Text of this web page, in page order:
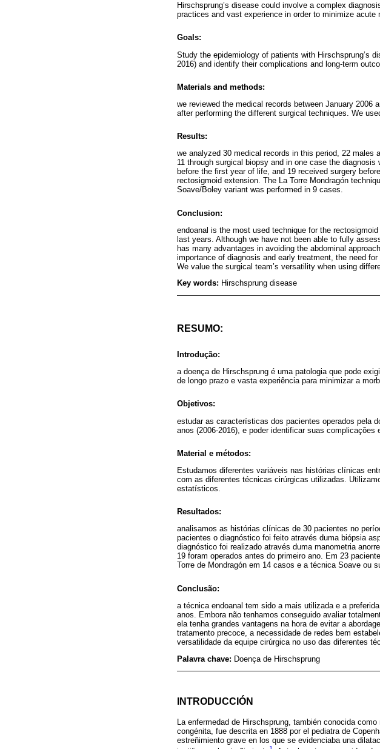
Hirschsprung’s disease could involve a complex
practices and vast experience in order to minimize acute
Goals:
Study the epidemiology of patients with Hirschsprung’s
2016) and identify their complications and long-term
Materials and methods:
we reviewed the medical records between January 2006
after performing the different surgical techniques. We
Results:
we analyzed 30 medical records in this period, 22 males
11 through surgical biopsy and in one case the
before the first year of life, and 19 received surgery
rectosigmoid extension. The La Torre Mondragón
Soave/Boley variant was performed in 9 cases.
Conclusion:
endoanal is the most used technique for the
last years. Although we have not been able to fully
has many advantages in avoiding the abdominal
importance of diagnosis and early treatment, the need
We value the surgical team’s versatility when using
Key words: Hirschsprung disease
RESUMO:
Introdução:
a doença de Hirschsprung é uma patologia que pode
de longo prazo e vasta experiência para minimizar a
Objetivos:
estudar as características dos pacientes operados pela
anos (2006-2016), e poder identificar suas complicações
Material e métodos:
Estudamos diferentes variáveis nas histórias clínicas
com as diferentes técnicas cirúrgicas utilizadas.
estatísticos.
Resultados:
analisamos as histórias clínicas de 30 pacientes no
pacientes o diagnóstico foi feito através duma biópsia
diagnóstico foi realizado através duma manometria
19 foram operados antes do primeiro ano. Em 23
Torre de Mondragón em 14 casos e a técnica Soave ou
Conclusão:
a técnica endoanal tem sido a mais utilizada e a
anos. Embora não tenhamos conseguido avaliar
ela tenha grandes vantagens na hora de evitar a
tratamento precoce, a necessidade de redes bem
versatilidade da equipe cirúrgica no uso das diferentes
Palavra chave: Doença de Hirschsprung
INTRODUCCIÓN
La enfermedad de Hirschsprung, también conocida
congénita, fue descrita en 1888 por el pediatra de
estreñimiento grave en los que se evidenciaba una